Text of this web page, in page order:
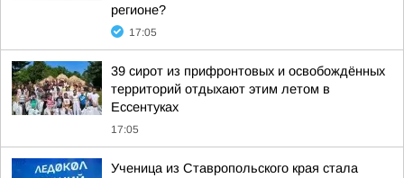
регионе?
17:05
39 сирот из прифронтовых и освобождённых
территорий отдыхают этим летом в
Ессентуках
17:05
Ученица из Ставропольского края стала